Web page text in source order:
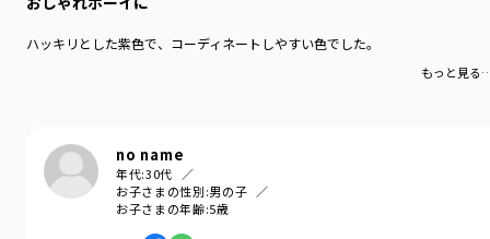
ハッキリとした紫色で、コーディネートしやすい色でした。
もっと見る
no name
年代:30代
お子さまの性別:男の子
お子さまの年齢:5歳
L⇒150cm
XL⇒160cm
／NAUTICA